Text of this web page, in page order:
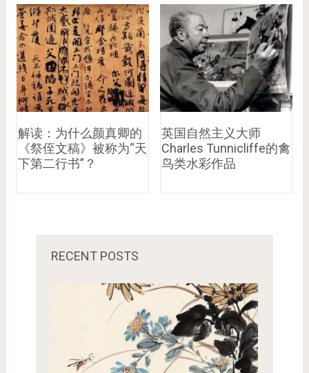
解读：为什么颜真卿的
《祭侄文稿》被称为“天
下第二行书”？
英国自然主义大师
Charles Tunnicliffe的禽
鸟类水彩作品
RECENT POSTS